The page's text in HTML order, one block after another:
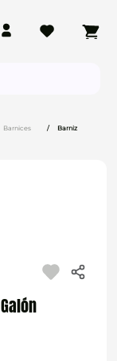
Barnices Barniz